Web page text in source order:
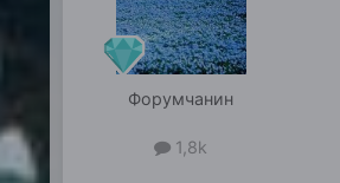
Форумчанин
1,8k